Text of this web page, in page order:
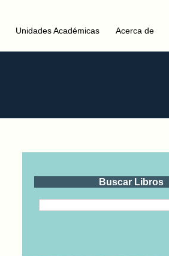
Unidades Académicas Acerca de
Buscar Libros